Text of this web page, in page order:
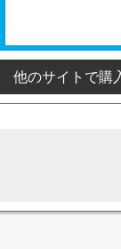
他のサイトで購